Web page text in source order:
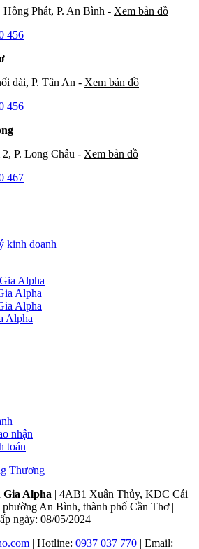
Phát, P. An Bình - Xem bản đồ
456
dài, P. Tân An - Xem bản đồ
456
P. Long Châu - Xem bản đồ
467
kinh doanh
Alpha
Alpha
Alpha
Alpha
nhận
toán
Alpha | 4AB1 Xuân Thủy, KDC Cái
An Bình, thành phố Cần Thơ |
ngày: 08/05/2024
| Hotline: 0937 037 770 | Email: